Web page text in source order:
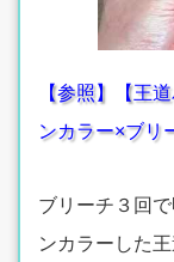
【参照】【王
ンカラー×ブ
ブリーチ３回
ンカラーした